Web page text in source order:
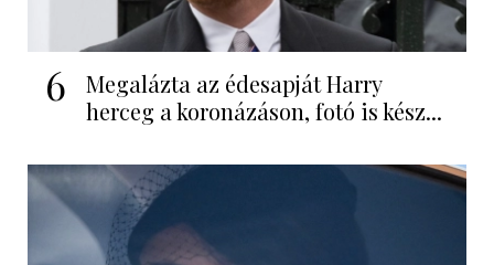
6
Megalázta az édesapját Harry
herceg a koronázáson, fotó is kész...